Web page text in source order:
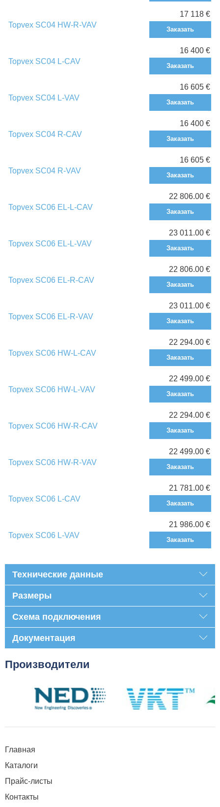
Topvex SC04 HW-R-VAV
17 118 €
Заказать
Topvex SC04 L-CAV
16 400 €
Заказать
Topvex SC04 L-VAV
16 605 €
Заказать
Topvex SC04 R-CAV
16 400 €
Заказать
Topvex SC04 R-VAV
16 605 €
Заказать
Topvex SC06 EL-L-CAV
22 806.00 €
Заказать
Topvex SC06 EL-L-VAV
23 011.00 €
Заказать
Topvex SC06 EL-R-CAV
22 806.00 €
Заказать
Topvex SC06 EL-R-VAV
23 011.00 €
Заказать
Topvex SC06 HW-L-CAV
22 294.00 €
Заказать
Topvex SC06 HW-L-VAV
22 499.00 €
Заказать
Topvex SC06 HW-R-CAV
22 294.00 €
Заказать
Topvex SC06 HW-R-VAV
22 499.00 €
Заказать
Topvex SC06 L-CAV
21 781.00 €
Заказать
Topvex SC06 L-VAV
21 986.00 €
Заказать
Технические данные
Размеры
Схема подключения
Документация
Производители
Главная
Каталоги
Прайс-листы
Контакты